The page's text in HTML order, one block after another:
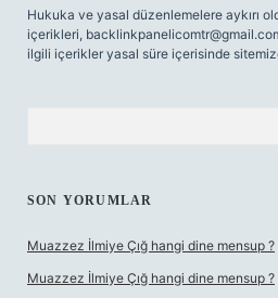
Hukuka ve yasal düzenlemelere aykırı
içerikleri,
ilgili içerikler yasal süre içerisinde
SON YORUMLAR
Muazzez İlmiye Çığ hangi dine mensup ?
Muazzez İlmiye Çığ hangi dine mensup ?